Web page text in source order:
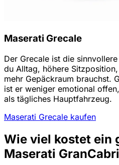
Maserati Grecale
Der Grecale ist die
du Alltag, höhere
mehr Gepäckraum brauchst.
ist er weniger emotional
als tägliches Hauptfahrzeug.
Maserati Grecale kaufen
Wie viel kostet ein
Maserati